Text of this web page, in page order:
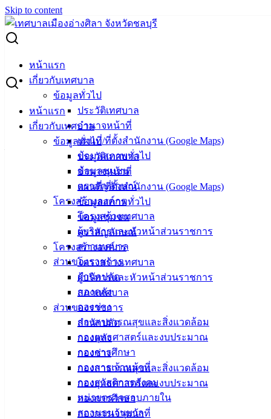
Skip to content
หน้าแรก
เกี่ยวกับเทศบาล
ข้อมูลทั่วไป
ประวัติเทศบาล
อำนาจหน้าที่
แผนที่/ที่ตั้งสำนักงาน (Google Maps)
ข้อมูลสภาพทั่วไป
ข้อมูลชุมชน
ตราสัญลักษณ์
โครงสร้างองค์กร
โครงสร้างเทศบาล
ผู้บริหารและหัวหน้าส่วนราชการ
สภาเทศบาล
ส่วนของราชการ
สำนักปลัด
กองคลัง
กองช่าง
กองสาธารณสุขและสิ่งแวดล้อม
กองยุทธศาสตร์และงบประมาณ
กองการศึกษา
กองการเจ้าหน้าที่
กองสวัสดิการสังคม
หน่วยตรวจสอบภายใน
สถานธนานุบาล
หน้าแรก
เกี่ยวกับเทศบาล
ข้อมูลทั่วไป
ประวัติเทศบาล
อำนาจหน้าที่
แผนที่/ที่ตั้งสำนักงาน (Google Maps)
ข้อมูลสภาพทั่วไป
ข้อมูลชุมชน
ตราสัญลักษณ์
โครงสร้างองค์กร
โครงสร้างเทศบาล
ผู้บริหารและหัวหน้าส่วนราชการ
สภาเทศบาล
ส่วนของราชการ
สำนักปลัด
กองคลัง
กองช่าง
กองสาธารณสุขและสิ่งแวดล้อม
กองยุทธศาสตร์และงบประมาณ
กองการศึกษา
กองการเจ้าหน้าที่
Search for:
ประกาศ เทศบาลเมืองอ่างศิลา เรื่อง เผยแพร่แผนการจัดซื้อจัด
จ้าง ประจำปีงบประมาณ พ.ศ.2565 (อาคารจอดรถ)
ประกาศ เทศบาลเมืองอ่างศิลา เรื่อง เผย
แพร่แผนการจัดซื้อจัดจ้าง ประจำ
ปีงบประมาณ พ.ศ.2565 (อาคารจอดรถ)
พฤศจิกายน 14, 2022พฤศจิกายน 14, 2022
vichakarn
จัดซื้อจัดจ้าง,แผนการจัดซื้อจัดจ้าง
ประกาศแผยแพร่แผนการจัดซื้อจัดจ้าง อาคารจอดรถ
เมืองอ่าง